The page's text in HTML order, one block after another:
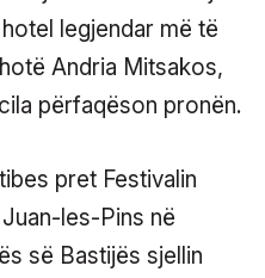
legjendar më të
Andria Mitsakos,
përfaqëson pronën.
pret Festivalin
les-Pins në
së Bastijës sjellin